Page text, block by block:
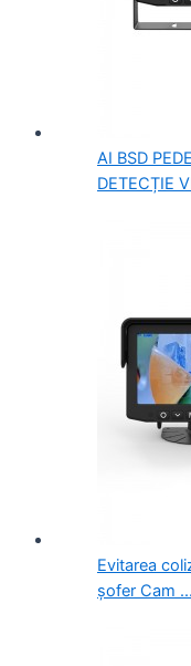
AI BSD
DETECȚIE
Evitarea
șofer Cam ...